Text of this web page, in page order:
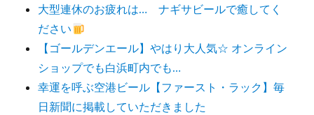
大型連休のお疲れは… ナギサビールで癒してく
ださい
【ゴールデンエール】やはり大人気☆ オンライン
ショップでも白浜町内でも…
幸運を呼ぶ空港ビール【ファースト・ラック】毎
日新聞に掲載していただきました